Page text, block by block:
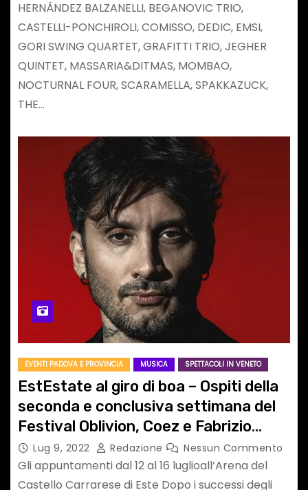
HERNÁNDEZ BALZANELLI, BEGANOVIC TRIO,
CASTELLI-PONCHIROLI, COMISSO, DEDIC, EMSI,
GORI SWING QUARTET, GRAFITTI TRIO, JEGHER
QUINTET, MASSARIA&DITMAS, MOMBAO,
NOCTURNAL FOUR, SCARAMELLA, SPAKKAZUCK,
THE…
EVENTI PADOVA E PROVINCIA MUSICA SPETTACOLI IN VENETO
EstEstate al giro di boa – Ospiti della
seconda e conclusiva settimana del
Festival Oblivion, Coez e Fabrizio
Moro
Lug 9, 2022 Redazione Nessun Commento
Gli appuntamenti dal 12 al 16 luglioall’Arena del
Castello Carrarese di Este Dopo i successi degli